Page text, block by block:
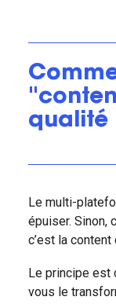
qualité
Le multi-
épuiser. Sinon,
c’est la content
Le principe est
vous le